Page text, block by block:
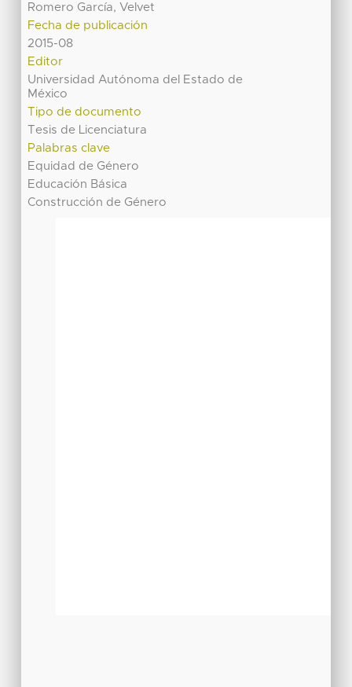
Romero García, Velvet
Fecha de publicación
2015-08
Editor
Universidad Autónoma del Estado de
México
Tipo de documento
Tesis de Licenciatura
Palabras clave
Equidad de Género
Educación Básica
Construcción de Género